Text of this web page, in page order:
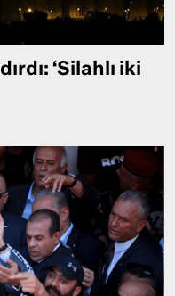
‘Silahlı iki